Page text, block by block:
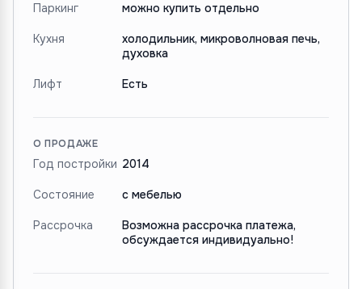
Паркинг можно купить отдельно
Кухня
холодильник, микроволновая печь,
духовка
Лифт Есть
О ПРОДАЖЕ
Год постройки 2014
Состояние с мебелью
Рассрочка
Возможна рассрочка платежа,
обсуждается индивидуально!